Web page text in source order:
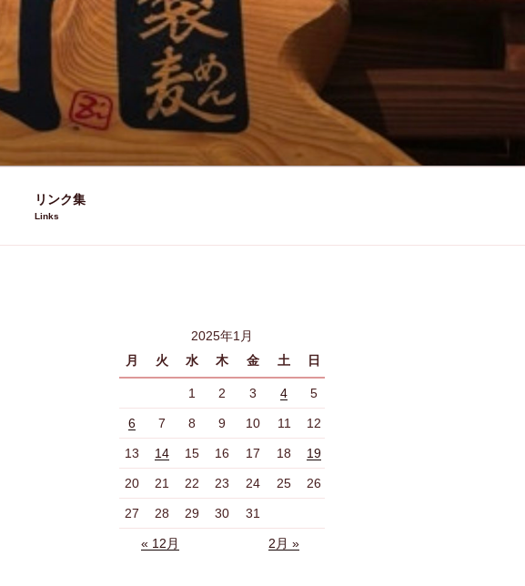
リンク集
2025年1月
月
火 水 木 金 土 日
1 2 3 4 5
6 7 8 9 10 11 12
13 14 15 16 17 18 19
20 21 22 23 24 25 26
27 28 29 30 31
« 12月 2月 »